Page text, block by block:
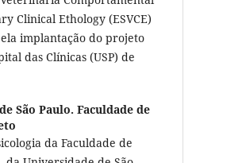
Clinical Ethology (ESVCE)
implantação do projeto
das Clínicas (USP) de
São Paulo. Faculdade de
da Faculdade de